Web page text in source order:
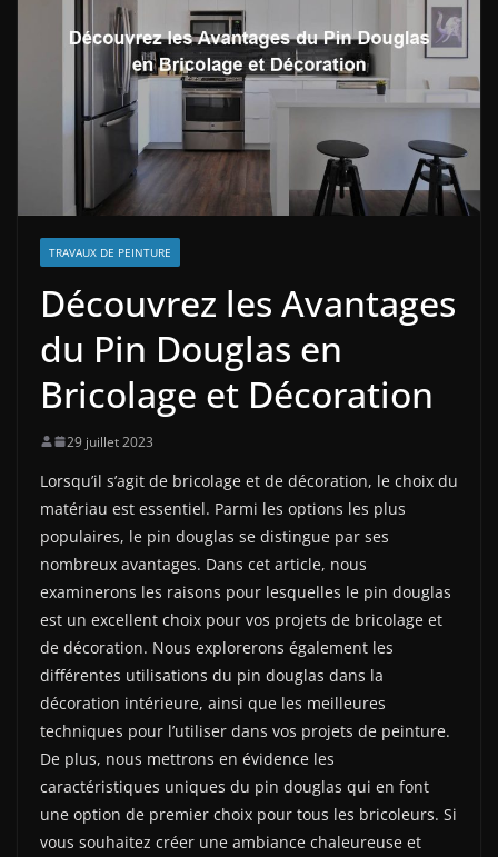
TRAVAUX DE PEINTURE
Découvrez les Avantages
du Pin Douglas en
Bricolage et Décoration
29 juillet 2023
Lorsqu’il s’agit de bricolage et de décoration, le choix du
matériau est essentiel. Parmi les options les plus
populaires, le pin douglas se distingue par ses
nombreux avantages. Dans cet article, nous
examinerons les raisons pour lesquelles le pin douglas
est un excellent choix pour vos projets de bricolage et
de décoration. Nous explorerons également les
différentes utilisations du pin douglas dans la
décoration intérieure, ainsi que les meilleures
techniques pour l’utiliser dans vos projets de peinture.
De plus, nous mettrons en évidence les
caractéristiques uniques du pin douglas qui en font
une option de premier choix pour tous les bricoleurs. Si
vous souhaitez créer une ambiance chaleureuse et